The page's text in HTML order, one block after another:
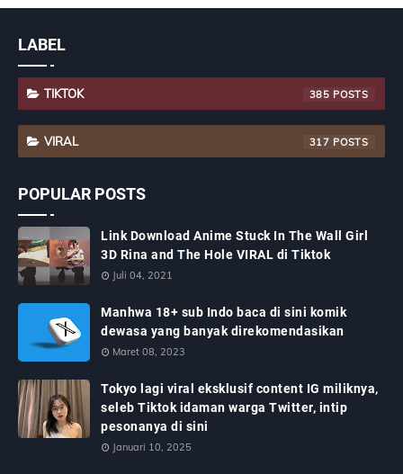
LABEL
TIKTOK 385
VIRAL 317
POPULAR POSTS
Link Download Anime Stuck In The Wall Girl
3D Rina and The Hole VIRAL di Tiktok
Juli 04, 2021
Manhwa 18+ sub Indo baca di sini komik
dewasa yang banyak direkomendasikan
Maret 08, 2023
Tokyo lagi viral eksklusif content IG miliknya,
seleb Tiktok idaman warga Twitter, intip
pesonanya di sini
Januari 10, 2025